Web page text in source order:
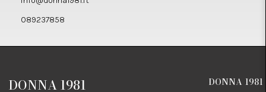
089237858
DONNA 1981 DONNA 1981